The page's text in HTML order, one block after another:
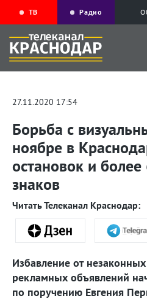
ТВ Радио
27.11.2020 17:54
Борьба с
ноябре в
остановок и
знаков
Читать Телеканал Краснодар:
Избавление от
рекламных объявлений
по поручению Евгения